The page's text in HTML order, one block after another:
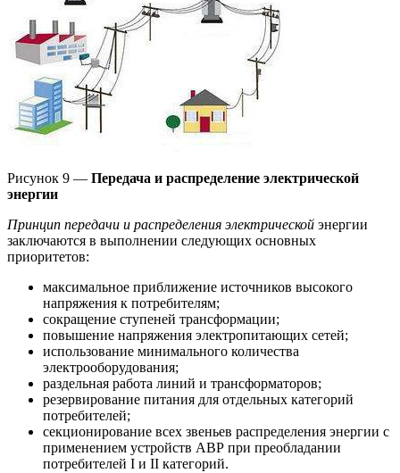
Рисунок 9 — Передача и распределение электрической
энергии
Принцип передачи и распределения электрической энергии
заключаются в выполнении следующих основных
приоритетов:
максимальное приближение источников высокого
напряжения к потребителям;
сокращение ступеней трансформации;
повышение напряжения электропитающих сетей;
использование минимального количества
электрооборудования;
раздельная работа линий и трансформаторов;
резервирование питания для отдельных категорий
потребителей;
секционирование всех звеньев распределения энергии с
применением устройств АВР при преобладании
потребителей I и II категорий.